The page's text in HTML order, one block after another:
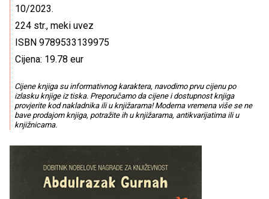
10/2023.
224 str., meki uvez
ISBN 9789533139975
Cijena: 19.78 eur
Cijene knjiga su informativnog karaktera, navodimo prvu cijenu po
izlasku knjige iz tiska. Preporučamo da cijene i dostupnost knjiga
provjerite kod nakladnika ili u knjižarama! Moderna vremena više se ne
bave prodajom knjiga, potražite ih u knjižarama, antikvarijatima ili u
knjižnicama.